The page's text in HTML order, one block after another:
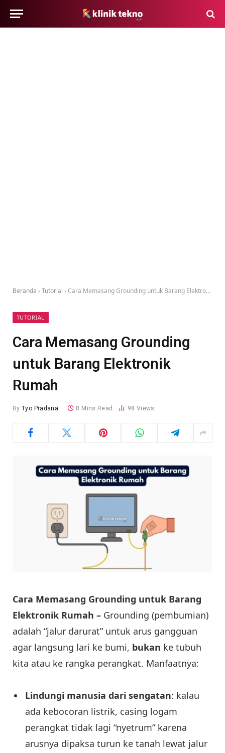
Beranda › Tutorial › Cara Memasang Grounding untuk Barang Elektronik Rumah
TUTORIAL
Cara Memasang Grounding
untuk Barang Elektronik
Rumah
By Tyo Pradana 8 Mins Read 98 Views
Cara Memasang Grounding untuk Barang
Elektronik Rumah – Grounding (pembumian)
adalah “jalur darurat” untuk arus gangguan
agar langsung lari ke bumi, bukan ke tubuh
kita atau ke rangka perangkat. Manfaatnya:
Lindungi manusia dari sengatan: kalau
ada kebocoran listrik, casing logam
perangkat tidak lagi “nyetrum” karena
arusnya dipaksa turun ke tanah lewat jalur